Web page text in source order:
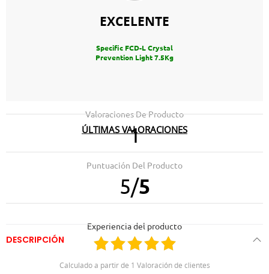
EXCELENTE
Specific FCD-L Crystal
Prevention Light 7.5Kg
Valoraciones De Producto
1
Puntuación Del Producto
5/5
Experiencia del producto
Calculado a partir de 1 Valoración de clientes
ÚLTIMAS VALORACIONES
Ha salvado la vida de mi gato con problemas del tracto
DESCRIPCIÓN
Specific FCD-L Crystal Management